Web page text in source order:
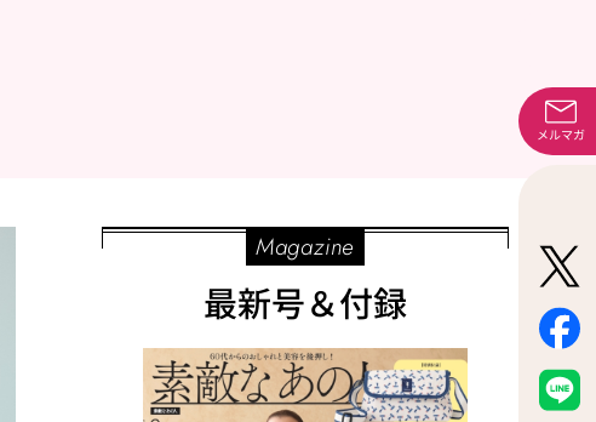
Magazine
最新号＆付録
メルマガ